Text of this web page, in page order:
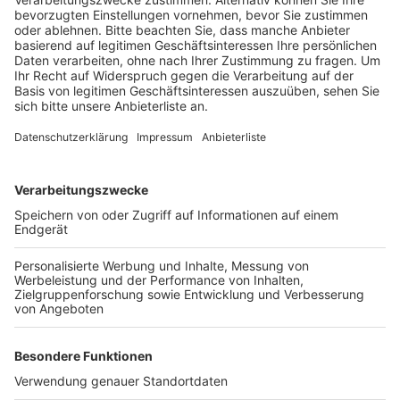
Anzeige
Der AfD-Parteitag war im Gymnasium Neue Sandkaul
und die Schulgemeinschaft hatte den Protest
und Kasalla. Sie gaben vor dem Schulgelände
Konzerte, um den Parteitag zu stören. Eine Petition
der Schüler im Vorfeld mit über 10.000 Unterschriften
gegen die AfD-Veranstaltung hatte keinen Erfolg
gehabt. Von der Stadt hieß es, dass sie die
Veranstaltung juristisch nicht verhindern könne.